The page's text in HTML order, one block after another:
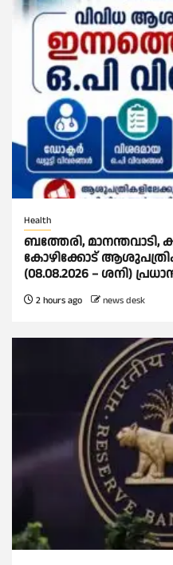
Health
ബത്തേരി, മാനന്തവാടി,
കോഴിക്കോട്
(08.08.2026 – ശനി)
2 hours ago news desk